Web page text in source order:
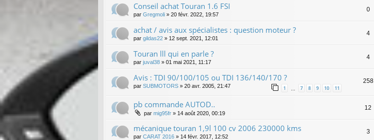
Conseil achat Touran 1.6 FSI
par Gregmoli » 20 févr. 2022, 19:57
0
achat / avis aux spécialistes : question moteur ?
par gildas22 » 12 sept. 2021, 12:01
4
Touran lll qui en parle ?
par juval38 » 01 mai 2021, 11:17
4
Avis : TDI 90/100/105 ou TDI 136/140/170 ?
par SUBMOTORS » 20 avr. 2005, 21:47 1 7 8 9 10 11
258
pb commande AUTOD..
par mig95fr » 14 août 2020, 00:19
12
mécanique touran 1,9l 100 cv 2006 230000 kms
par CARAT 2016 » 14 févr. 2017, 12:52
3